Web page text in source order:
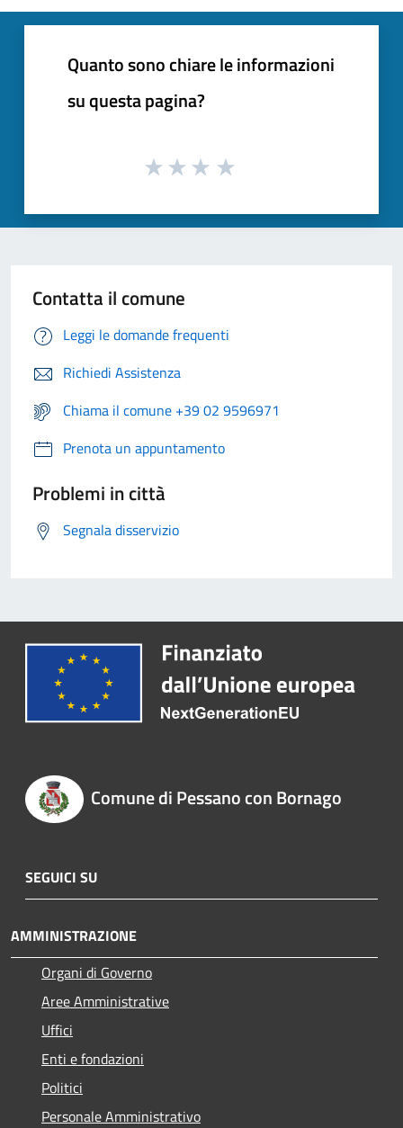
Quanto sono chiare le informazioni
su questa pagina?
Contatta il comune
Leggi le domande frequenti
Richiedi Assistenza
Chiama il comune +39 02 9596971
Prenota un appuntamento
Problemi in città
Segnala disservizio
Comune di Pessano con Bornago
SEGUICI SU
AMMINISTRAZIONE
Organi di Governo
Aree Amministrative
Uffici
Enti e fondazioni
Politici
Personale Amministrativo